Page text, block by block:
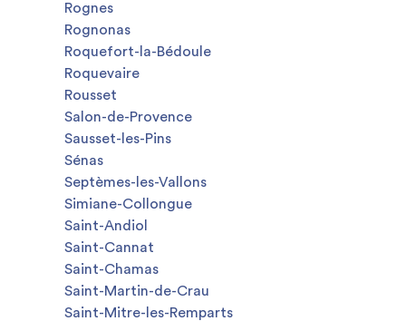
Rognes
Rognonas
Roquefort-la-Bédoule
Roquevaire
Rousset
Salon-de-Provence
Sausset-les-Pins
Sénas
Septèmes-les-Vallons
Simiane-Collongue
Saint-Andiol
Saint-Cannat
Saint-Chamas
Saint-Martin-de-Crau
Saint-Mitre-les-Remparts